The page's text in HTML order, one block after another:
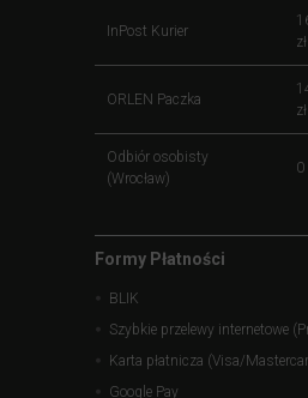
InPost Kurier
zł
ORLEN Paczka
zł
Odbiór osobisty
(Wrocław)
0
Formy Płatności
BLIK
Szybkie przelewy internetowe
Karta płatnicza (Visa/
Google Pay